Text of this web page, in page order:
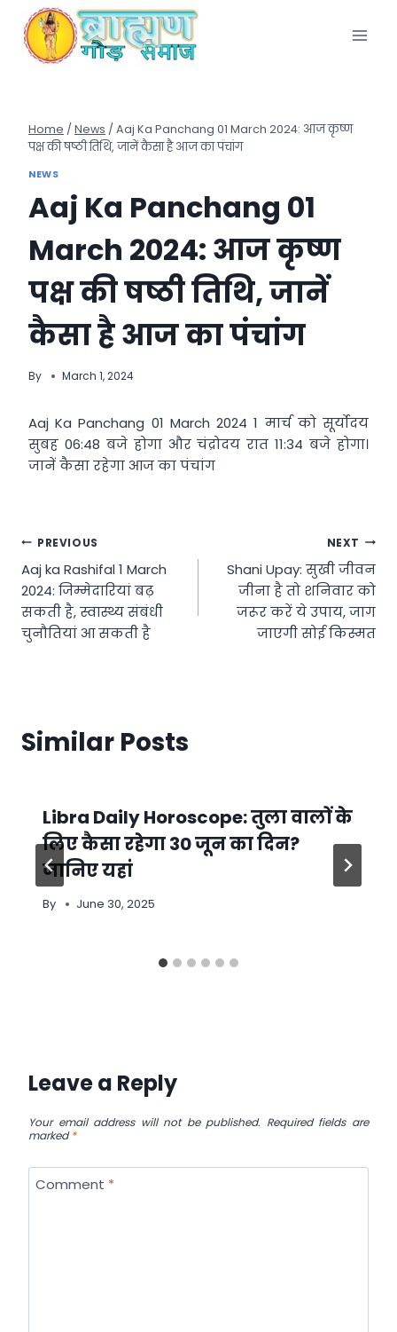
content
Home / News / Aaj Ka Panchang 01 March 2024: आज कृष्ण
पक्ष की षष्ठी तिथि, जानें कैसा है आज का पंचांग
NEWS
Aaj Ka Panchang 01
March 2024: आज कृष्ण
पक्ष की षष्ठी तिथि, जानें
कैसा है आज का पंचांग
By March 1, 2024
Aaj Ka Panchang 01 March 2024 1 मार्च को सूर्योदय
सुबह 06:48 बजे होगा और चंद्रोदय रात 11:34 बजे होगा।
जानें कैसा रहेगा आज का पंचांग
Post
navigation
PREVIOUS
Aaj ka Rashifal 1 March
2024: जिम्मेदारियां बढ़
सकती है, स्वास्थ्य संबंधी
चुनौतियां आ सकती है
NEXT
Shani Upay: सुखी जीवन
जीना है तो शनिवार को
जरूर करें ये उपाय, जाग
जाएगी सोई किस्मत
Similar Posts
Libra Daily Horoscope: तुला वालों के
लिए कैसा रहेगा 30 जून का दिन?
जानिए यहां
By June 30, 2025
Leave a Reply
Your email address will not be published. Required fields are
marked*
Comment *